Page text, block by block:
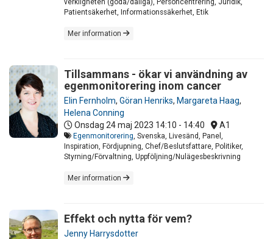
Patientsäkerhet, Informationssäkerhet, Etik
Mer information
Tillsammans - ökar vi användning av
egenmonitorering inom cancer
Elin Fernholm, Göran Henriks, Margareta Haag,
Helena Conning
Onsdag 24 maj 2023 14:10 - 14:40 A1
Egenmonitorering , Svenska, Livesänd, Panel,
Inspiration, Fördjupning, Chef/Beslutsfattare, Politiker,
Styrning/Förvaltning, Uppföljning/Nulägesbeskrivning
Mer information
Effekt och nytta för vem?
Jenny Harrysdotter